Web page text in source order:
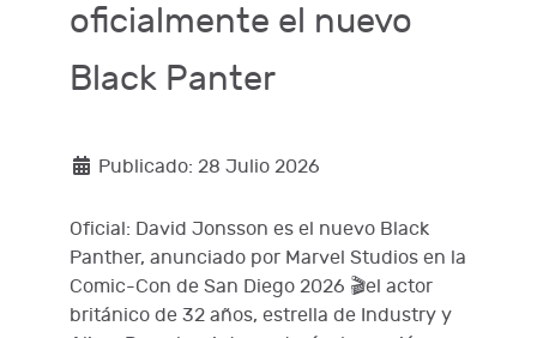
oficialmente el nuevo
Black Panter
Publicado: 28 Julio 2026
Oficial: David Jonsson es el nuevo Black
Panther, anunciado por Marvel Studios en la
Comic-Con de San Diego 2026 🎬el actor
británico de 32 años, estrella de Industry y